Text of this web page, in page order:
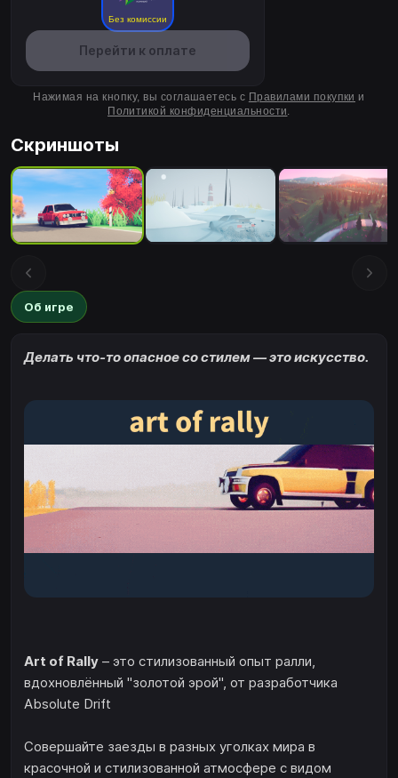
Без комиссии
Перейти к оплате
Нажимая на кнопку, вы соглашаетесь с Правилами покупки и
Политикой конфиденциальности.
Скриншоты
Об игре
Делать что-то опасное со стилем — это искусство.
Art of Rally – это стилизованный опыт ралли,
вдохновлённый "золотой эрой", от разработчика
Absolute Drift
Совершайте заезды в разных уголках мира в
красочной и стилизованной атмосфере с видом